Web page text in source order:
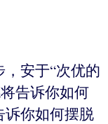
安于“次优的
告诉你如何
诉你如何摆脱